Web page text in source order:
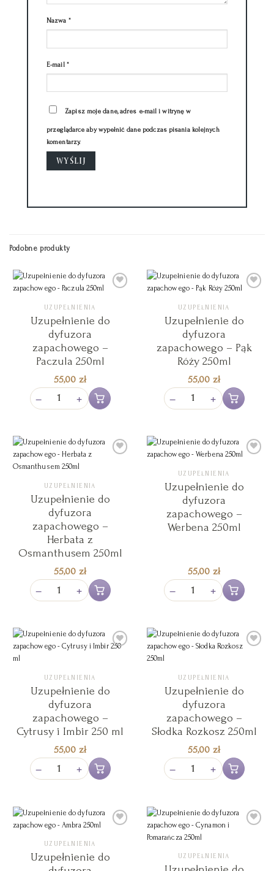
Nazwa *
E-mail *
Zapisz moje dane, adres e-mail i witrynę w
przeglądarce aby wypełnić dane podczas pisania kolejnych
komentarzy.
Podobne produkty
UZUPEŁNIENIA
Uzupełnienie do
dyfuzora
zapachowego –
Paczula 250ml
55,00 zł
− + Dodaj do koszyka
UZUPEŁNIENIA
Uzupełnienie do
dyfuzora
zapachowego – Pąk
Róży 250ml
55,00 zł
− + Dodaj do
UZUPEŁNIENIA
Uzupełnienie do
dyfuzora
zapachowego –
Herbata z
Osmanthusem 250ml
55,00 zł
− + Dodaj do koszyka
UZUPEŁNIENIA
Uzupełnienie do
dyfuzora
zapachowego –
Werbena 250ml
55,00 zł
− + Dodaj do
UZUPEŁNIENIA
Uzupełnienie do
dyfuzora
zapachowego –
Cytrusy i Imbir 250 ml
55,00 zł
− + Dodaj do koszyka
UZUPEŁNIENIA
Uzupełnienie do
dyfuzora
zapachowego –
Słodka Rozkosz 250ml
55,00 zł
− + Dodaj do
UZUPEŁNIENIA
Uzupełnienie do
UZUPEŁNIENIA